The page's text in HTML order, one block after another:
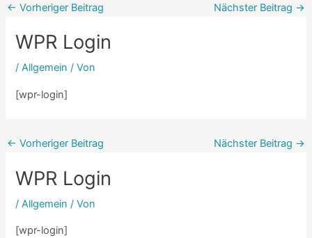
← Vorheriger Beitrag Nächster Beitrag →
WPR Login
/Allgemein / Von
[wpr-login]
← Vorheriger Beitrag Nächster Beitrag →
WPR Login
/Allgemein / Von
[wpr-login]